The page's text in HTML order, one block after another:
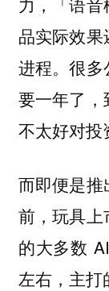
品实际效
进程。很
要一年了
不太好对投
而即便是推
前，玩具上
的大多数
左右，主打